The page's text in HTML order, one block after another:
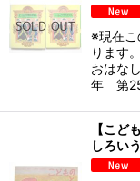
※現在こ
ります
おはな
年 第
【こど
しろい